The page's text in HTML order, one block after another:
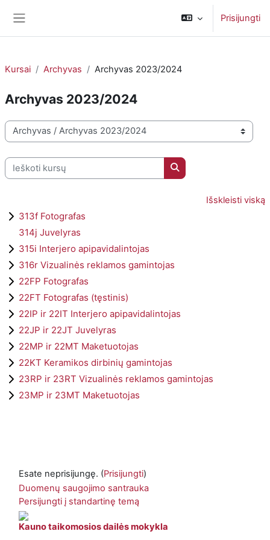
Prisijungti
Kursai Archyvas Archyvas 2023/2024
Archyvas 2023/2024
Kursų kategorijos
Ieškoti kursų
Ieškoti kursų
Išskleisti viską
313f Fotografas
314j Juvelyras
315i Interjero apipavidalintojas
316r Vizualinės reklamos gamintojas
22FP Fotografas
22FT Fotografas (tęstinis)
22IP ir 22IT Interjero apipavidalintojas
22JP ir 22JT Juvelyras
22MP ir 22MT Maketuotojas
22KT Keramikos dirbinių gamintojas
23RP ir 23RT Vizualinės reklamos gamintojas
23MP ir 23MT Maketuotojas
Esate neprisijungę. (Prisijungti)
Duomenų saugojimo santrauka
Persijungti į standartinę temą
Kauno taikomosios dailės mokykla